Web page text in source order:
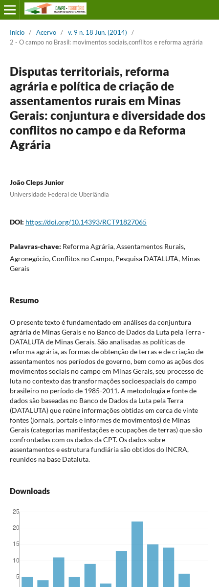
Início / Acervo / v. 9 n. 18 Jun. (2014)
/
2 - O campo no Brasil: movimentos sociais,conflitos e reforma agrária
Disputas territoriais, reforma
agrária e política de criação de
assentamentos rurais em Minas
Gerais: conjuntura e diversidade dos
conflitos no campo e da Reforma
Agrária
João Cleps Junior
Universidade Federal de Uberlândia
DOI: https://doi.org/10.14393/RCT91827065
Palavras-chave: Reforma Agrária, Assentamentos Rurais,
Agronegócio, Conflitos no Campo, Pesquisa DATALUTA, Minas
Gerais
Resumo
O presente texto é fundamentado em análises da conjuntura
agrária de Minas Gerais e no Banco de Dados da Luta pela Terra -
DATALUTA de Minas Gerais. São analisadas as políticas de
reforma agrária, as formas de obtenção de terras e de criação de
assentamentos nos períodos de governo, bem como as ações dos
movimentos sociais no campo em Minas Gerais, seu processo de
luta no contexto das transformações socioespaciais do campo
brasileiro no período de 1985-2011. A metodologia e fonte de
dados são baseadas no Banco de Dados da Luta pela Terra
(DATALUTA) que reúne informações obtidas em cerca de vinte
fontes (jornais, portais e informes de movimentos) de Minas
Gerais (categorias manifestações e ocupações de terras) que são
confrontadas com os dados da CPT. Os dados sobre
assentamentos e estrutura fundiária são obtidos do INCRA,
reunidos na base Dataluta.
Downloads